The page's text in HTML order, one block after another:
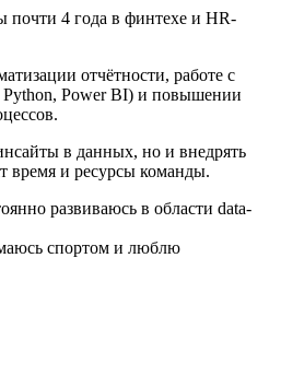
почти 4 года в финтехе и HR-
отчётности, работе с
Power BI) и повышении
в данных, но и внедрять
время и ресурсы команды.
развиваюсь в области data-
спортом и люблю